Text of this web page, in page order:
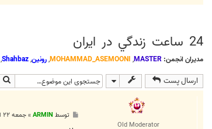
24 ساعت زندگي در ايران
مدیران انجمن: MASTER
,
MOHAMMAD_ASEMOONI
,رونین,
Shahbaz
,
ارسال پست
Old Moderator
توسط ARMIN
»جمعه ۲۲ اردیبهشت ۱۳۸۵, ۱۰:۳۰ ق.ظ